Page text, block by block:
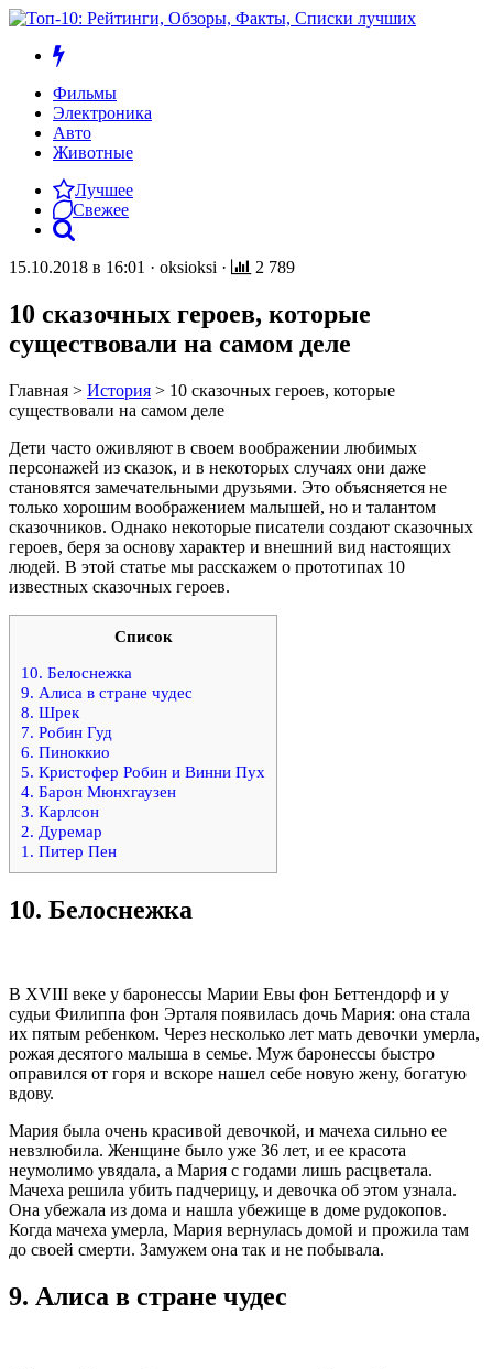
Фильмы
Электроника
Авто
Животные
Лучшее
Свежее
15.10.2018 в 16:01 · oksioksi · 2 789
10 сказочных героев, которые
существовали на самом деле
Главная > История > 10 сказочных героев, которые
существовали на самом деле
Дети часто оживляют в своем воображении любимых
персонажей из сказок, и в некоторых случаях они даже
становятся замечательными друзьями. Это объясняется не
только хорошим воображением малышей, но и талантом
сказочников. Однако некоторые писатели создают сказочных
героев, беря за основу характер и внешний вид настоящих
людей. В этой статье мы расскажем о прототипах 10
известных сказочных героев.
Список
10. Белоснежка
9. Алиса в стране чудес
8. Шрек
7. Робин Гуд
6. Пиноккио
5. Кристофер Робин и Винни Пух
4. Барон Мюнхгаузен
3. Карлсон
2. Дуремар
1. Питер Пен
10. Белоснежка
В ХVIII веке у баронессы Марии Евы фон Беттендорф и у
судьи Филиппа фон Эрталя появилась дочь Мария: она стала
их пятым ребенком. Через несколько лет мать девочки умерла,
рожая десятого малыша в семье. Муж баронессы быстро
оправился от горя и вскоре нашел себе новую жену, богатую
вдову.
Мария была очень красивой девочкой, и мачеха сильно ее
невзлюбила. Женщине было уже 36 лет, и ее красота
неумолимо увядала, а Мария с годами лишь расцветала.
Мачеха решила убить падчерицу, и девочка об этом узнала.
Она убежала из дома и нашла убежище в доме рудокопов.
Когда мачеха умерла, Мария вернулась домой и прожила там
до своей смерти. Замужем она так и не побывала.
9. Алиса в стране чудес